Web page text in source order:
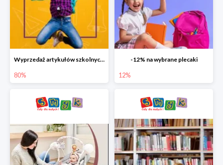
Wyprzedaż artykułów szkolnych w Smyku do -80%
80%
-12% na wybrane plecaki
12%